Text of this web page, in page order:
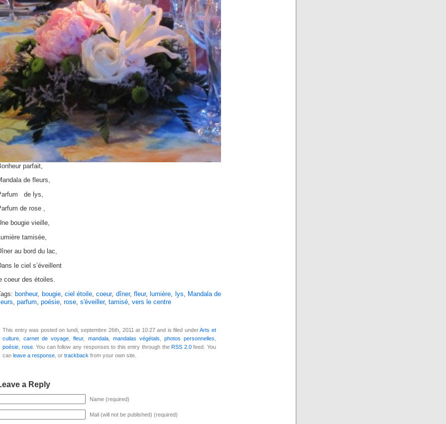
parfait,
de fleurs,
de lys,
de rose ,
bougie vieille,
tamisée,
au bord du lac,
le ciel s’éveillent
coeur des étoiles.
bonheur, bougie, ciel étoile,coeur, dîner, fleur, lumière, lys, Mandala de
, parfum, poésie, rose, s'éveiller, tamisé, vers le centre
This entry was posted on lundi, septembre 26th, 2011 at 10:27 and is filed underArts et
culture ,carnet de voyage ,fleur, mandala, mandalas végétals photos personnelles
poésie rose. You can follow any responses to this entry through theRSS 2.0feed. You
can leave a response , or trackback from your own site.
a Reply
Name (required)
Mail (will not be published) (required)